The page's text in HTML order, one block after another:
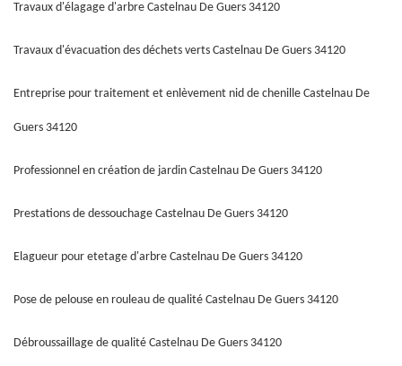
Travaux d'élagage d'arbre Castelnau De Guers 34120
Travaux d'évacuation des déchets verts Castelnau De Guers 34120
Entreprise pour traitement et enlèvement nid de chenille Castelnau De
Guers 34120
Professionnel en création de jardin Castelnau De Guers 34120
Prestations de dessouchage Castelnau De Guers 34120
Elagueur pour etetage d'arbre Castelnau De Guers 34120
Pose de pelouse en rouleau de qualité Castelnau De Guers 34120
Débroussaillage de qualité Castelnau De Guers 34120